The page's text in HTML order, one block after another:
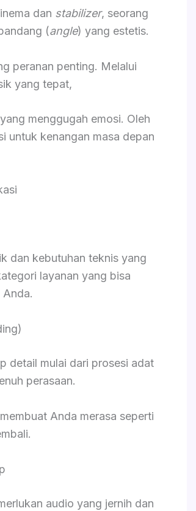
dan stabilizer, seorang
(angle) yang estetis.
peranan penting. Melalui
yang tepat,
menggugah emosi. Oleh
untuk kenangan masa depan
dan kebutuhan teknis yang
layanan yang bisa
detail mulai dari prosesi adat
perasaan.
Anda merasa seperti
audio yang jernih dan